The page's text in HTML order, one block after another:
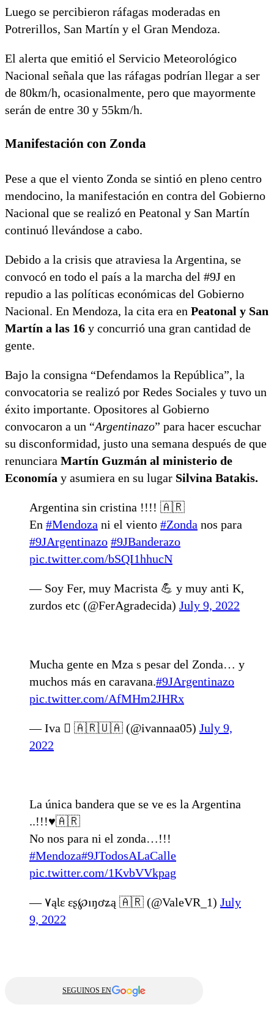
Luego se percibieron ráfagas moderadas en
Potrerillos, San Martín y el Gran Mendoza.
El alerta que emitió el Servicio Meteorológico
Nacional señala que las ráfagas podrían llegar a ser
de 80km/h, ocasionalmente, pero que mayormente
serán de entre 30 y 55km/h.
Manifestación con Zonda
Pese a que el viento Zonda se sintió en pleno centro
mendocino, la manifestación en contra del Gobierno
Nacional que se realizó en Peatonal y San Martín
continuó llevándose a cabo.
Debido a la crisis que atraviesa la Argentina, se
convocó en todo el país a la marcha del #9J en
repudio a las políticas económicas del Gobierno
Nacional. En Mendoza, la cita era en Peatonal y San
Martín a las 16 y concurrió una gran cantidad de
gente.
Bajo la consigna “Defendamos la República”, la
convocatoria se realizó por Redes Sociales y tuvo un
éxito importante. Opositores al Gobierno
convocaron a un “Argentinazo” para hacer escuchar
su disconformidad, justo una semana después de que
renunciara Martín Guzmán al ministerio de
Economía y asumiera en su lugar Silvina Batakis.
Argentina sin cristina !!!! 🇦🇷
En #Mendoza ni el viento #Zonda nos para
#9JArgentinazo #9JBanderazo
pic.twitter.com/bSQI1hhucN
— Soy Fer, muy Macrista 💪 y muy anti K,
zurdos etc (@FerAgradecida) July 9, 2022
Mucha gente en Mza s pesar del Zonda… y
muchos más en caravana.#9JArgentinazo
pic.twitter.com/AfMHm2JHRx
— Iva  🇦🇷🇺🇦 (@ivannaa05) July 9,
2022
La única bandera que se ve es la Argentina
..!!!♥️🇦🇷
No nos para ni el zonda…!!!
#Mendoza#9JTodosALaCalle
pic.twitter.com/1KvbVVkpag
— ۷ąƖɛ ɛʂ℘ıŋơʑą 🇦🇷 (@ValeVR_1) July
9, 2022
SEGUINOS EN